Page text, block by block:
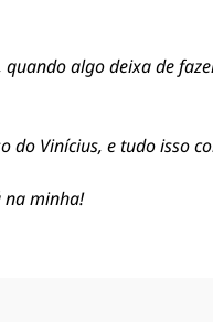
algo deixa de
do Vinícius, e tudo isso
na minha!